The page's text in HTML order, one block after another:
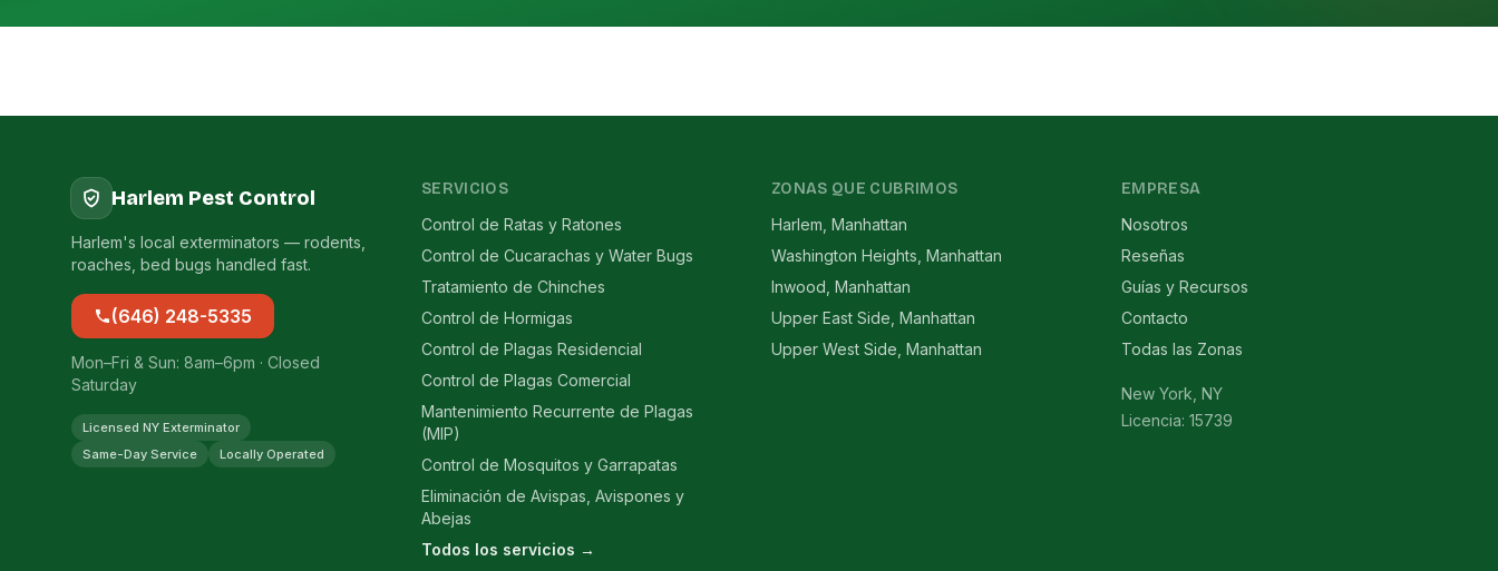
Harlem Pest Control
Harlem's local exterminators — rodents,
roaches, bed bugs handled fast.
(646) 248-5335
Mon–Fri & Sun: 8am–6pm · Closed
Saturday
Licensed NY Exterminator
Same-Day Service
Locally Operated
SERVICIOS
Control de Ratas y Ratones
Control de Cucarachas y Water Bugs
Tratamiento de Chinches
Control de Hormigas
Control de Plagas Residencial
Control de Plagas Comercial
Mantenimiento Recurrente de Plagas
(MIP)
Control de Mosquitos y Garrapatas
Eliminación de Avispas, Avispones y
Abejas
Todos los servicios →
ZONAS QUE CUBRIMOS
Harlem, Manhattan
Washington Heights, Manhattan
Inwood, Manhattan
Upper East Side, Manhattan
Upper West Side, Manhattan
EMPRESA
Nosotros
Reseñas
Guías y Recursos
Contacto
Todas las Zonas
New York, NY
Licencia: 15739